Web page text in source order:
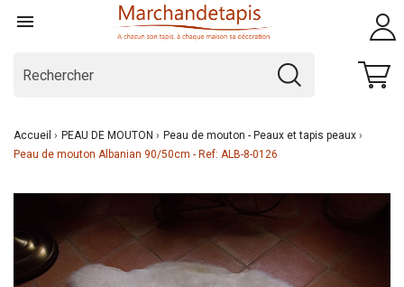

Accueil PEAU DE MOUTON
Peau de mouton - Peaux et tapis peaux
Peau de mouton Albanian 90/50cm - Ref: ALB-8-0126